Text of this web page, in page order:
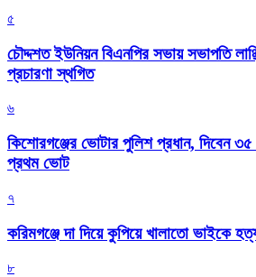
৫
চৌদ্দশত ইউনিয়ন বিএনপির সভায় সভাপতি
প্রচারণা স্থগিত
৬
কিশোরগঞ্জের ভোটার পুলিশ প্রধান, দিবেন ৩৫
প্রথম ভোট
৭
করিমগঞ্জে দা দিয়ে কুপিয়ে খালাতো ভাইকে
৮